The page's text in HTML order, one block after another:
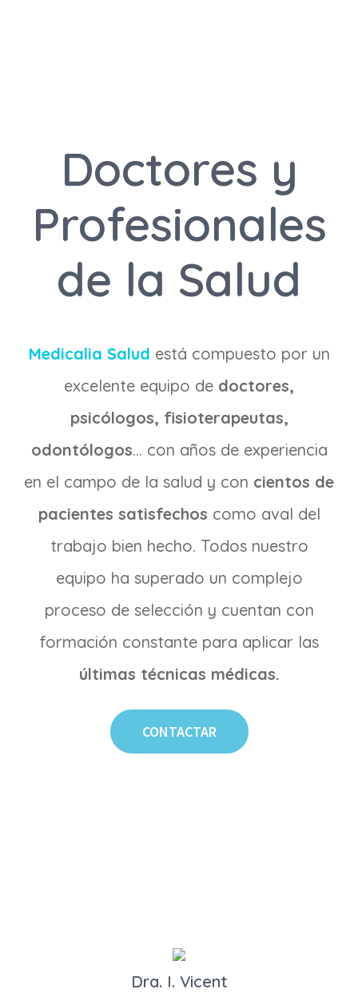
Doctores y
Profesionales
de la Salud
Medicalia Salud está compuesto por un
excelente equipo de doctores,
psicólogos, fisioterapeutas,
odontólogos… con años de experiencia
en el campo de la salud y con cientos de
pacientes satisfechos como aval del
trabajo bien hecho. Todos nuestro
equipo ha superado un complejo
proceso de selección y cuentan con
formación constante para aplicar las
últimas técnicas médicas.
CONTACTAR
Dra. I. Vicent